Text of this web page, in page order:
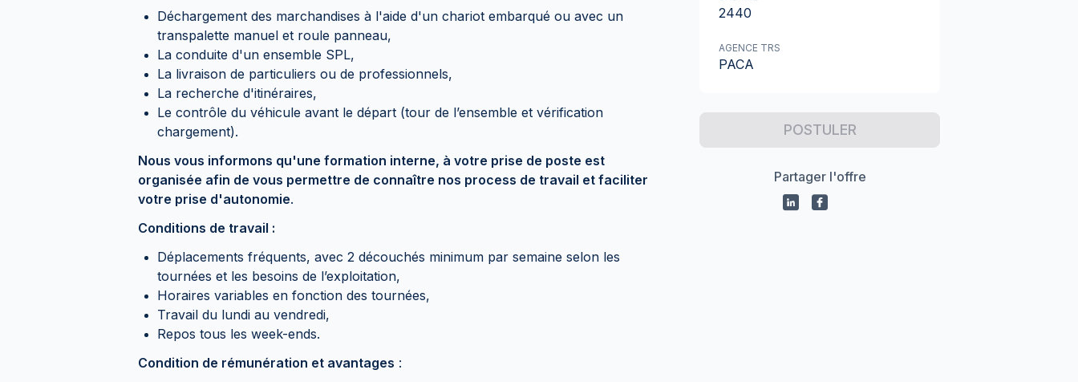
Déchargement des marchandises à l'aide d'un chariot embarqué ou avec un
transpalette manuel et roule panneau,
La conduite d'un ensemble SPL,
La livraison de particuliers ou de professionnels,
La recherche d'itinéraires,
Le contrôle du véhicule avant le départ (tour de l’ensemble et vérification
chargement).
Nous vous informons qu'une formation interne, à votre prise de poste est
organisée afin de vous permettre de connaître nos process de travail et faciliter
votre prise d'autonomie.
Conditions de travail :
Déplacements fréquents, avec 2 découchés minimum par semaine selon les
tournées et les besoins de l’exploitation,
Horaires variables en fonction des tournées,
Travail du lundi au vendredi,
Repos tous les week-ends.
Condition de rémunération et avantages :
2440
AGENCE TRS
PACA
POSTULER
Partager l'offre